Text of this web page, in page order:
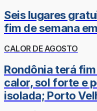
Seis lugares
fim de semana
CALOR DE AGOSTO
Rondônia terá
calor, sol forte e
isolada; Porto